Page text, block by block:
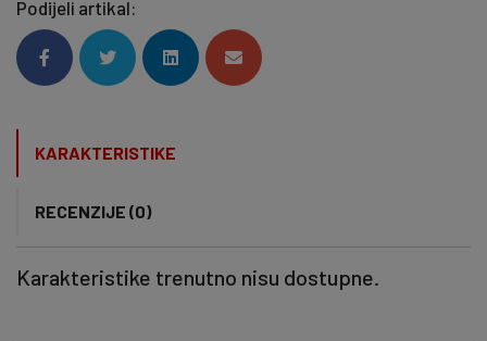
Podijeli artikal:
KARAKTERISTIKE
RECENZIJE (0)
Karakteristike trenutno nisu dostupne.